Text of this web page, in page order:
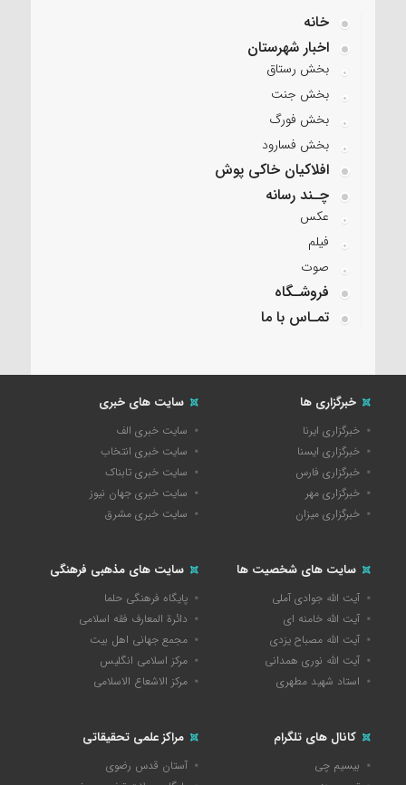
خانه
اخبار شهرستان
بخش رستاق
بخش جنت
بخش فورگ
بخش فسارود
افلاکیان خاکی پوش
چـند رسانه
عکس
فیلم
صوت
فروشـگاه
تمـاس با ما
خبرگزاری ها
خبرگزاری ایرنا
خبرگزاری ایسنا
خبرگزاری فارس
خبرگزاری مهر
خبرگزاری میزان
سایت های خبری
سایت خبری الف
سایت خبری انتخاب
سایت خبری تابناک
سایت خبری جهان نیوز
سایت خبری مشرق
سایت های شخصیت ها
آیت الله جوادی آملی
آیت الله خامنه ای
آیت الله مصباح یزدی
آیت الله نوری همدانی
استاد شهید مطهری
سایت های مذهبی فرهنگی
پایگاه فرهنگی حلما
دائرة المعارف فقه اسلامی
مجمع جهانی اهل بیت
مرکز اسلامی انگلیس
مرکز الاشعاع الاسلامی
کانال های تلگرام
بیسیم چی
مراکز علمی تحقیقاتی
آستان قدس رضوی